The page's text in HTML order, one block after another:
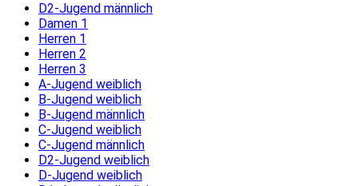
D2-Jugend männlich
Damen 1
Herren 1
Herren 2
Herren 3
A-Jugend weiblich
B-Jugend weiblich
B-Jugend männlich
C-Jugend weiblich
C-Jugend männlich
D2-Jugend weiblich
D-Jugend weiblich